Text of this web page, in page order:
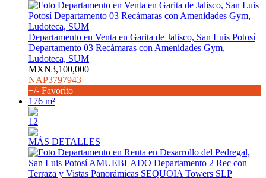
Departamento en Venta en Garita de Jalisco, San Luis Potosí
Departamento 03 Recámaras con Amenidades Gym,
Ludoteca, SUM
MXN3,100,000
NAP3797943
+/- Favorito
176 m²
12
MÁS DETALLES